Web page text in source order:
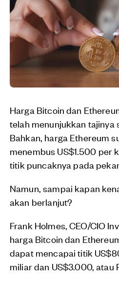
Harga Bitcoin dan
telah menunjukkan tajinya
Bahkan, harga Ethereum
menembus US$1.500 per
titik puncaknya pada
Namun, sampai kapan
akan berlanjut?
Frank Holmes, CEO/CIO
harga Bitcoin dan
dapat mencapai titik
miliar dan US$3.000, atau